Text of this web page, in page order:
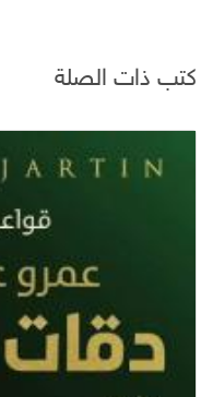
كتب ذات الصلة